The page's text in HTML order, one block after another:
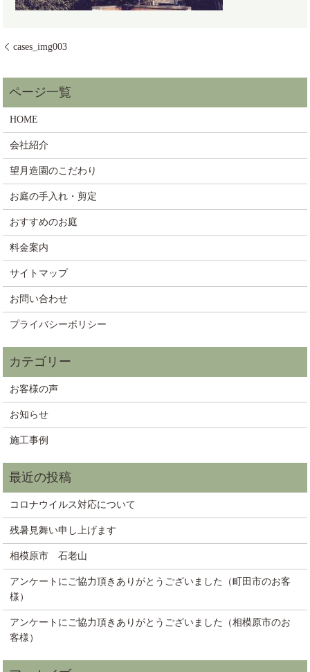
cases_img003
HOME
会社紹介
望月造園のこだわり
お庭の手入れ・剪定
おすすめのお庭
料金案内
サイトマップ
お問い合わせ
プライバシーポリシー
お客様の声
お知らせ
施工事例
コロナウイルス対応について
残暑見舞い申し上げます
相模原市 石老山
アンケートにご協力頂きありがとうございました（町田市のお客
様）
アンケートにご協力頂きありがとうございました（相模原市のお
客様）